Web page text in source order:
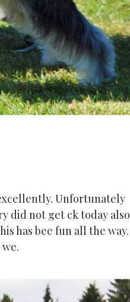
Unfortunately
did not get ck today also
has bee fun all the way.